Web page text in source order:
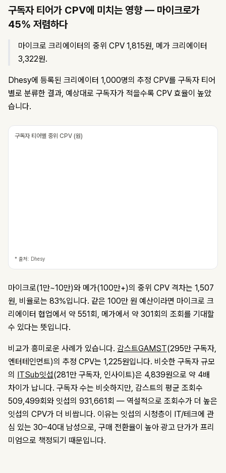
구독자 티어가 CPV에 미치는 영향 — 마이크로가
45% 저렴하다
마이크로 크리에이터의 중위 CPV 1,815원, 메가 크리에이터
3,322원.
Dhesy에 등록된 크리에이터 1,000명의 추정 CPV를 구독자 티어
별로 분류한 결과, 예상대로 구독자가 적을수록 CPV 효율이 높았
습니다.
구독자 티어별 중위 CPV (원)
* 출처: Dhesy
마이크로(1만~10만)와 메가(100만+)의 중위 CPV 격차는 1,507
원, 비율로는 83%입니다. 같은 100만 원 예산이라면 마이크로 크
리에이터 협업에서 약 551회, 메가에서 약 301회의 조회를 기대할
수 있다는 뜻입니다.
비교가 흥미로운 사례가 있습니다. 감스트GAMST(295만 구독자,
엔터테인먼트)의 추정 CPV는 1,225원입니다. 비슷한 구독자 규모
의
ITSub잇섭(281만 구독자, 인사이트)은 4,839원으로 약 4배
차이가 납니다. 구독자 수는 비슷하지만, 감스트의 평균 조회수
509,499회와 잇섭의 931,661회 — 역설적으로 조회수가 더 높은
잇섭의 CPV가 더 비쌉니다. 이유는 잇섭의 시청층이 IT/테크에 관
심 있는 30–40대 남성으로, 구매 전환율이 높아 광고 단가가 프리
미엄으로 책정되기 때문입니다.